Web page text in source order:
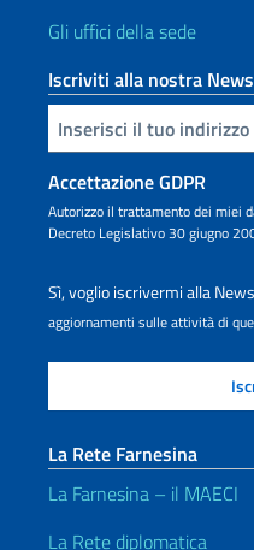
Gli uffici della sede
Iscriviti alla nostra
Inserisci la tua email
Accettazione GDPR
Autorizzo il trattamento dei miei
Decreto Legislativo 30 giugno
Sì, voglio iscrivermi alla
aggiornamenti sulle attività di
La Rete Farnesina
La Farnesina – il MAECI
La Rete diplomatica